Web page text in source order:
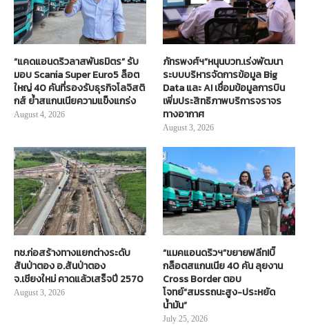
“แคดแอนดริวลาสพันธมิตร” รับ
มอบ Scania Super Euro5 ล็อต
ใหญ่ 40 คันที่รองรับธุรกิจโลจิสติ
กส์ ย้ำสแกนเนียความแข็งแกร่ง
August 4, 2026
ภัทรพงศ์ฯ”หนุนบวท.เร่งพัฒนา
ระบบบริหารจัดการข้อมูล Big
Data และ AI เชื่อมข้อมูลการบิน
เพิ่มประสิทธิภาพบริการจราจร
ทางอากาศ
August 3, 2026
ทช.ก่อสร้างทางแยกต่างระดับ
สันป่าตอง อ.สันป่าตอง
จ.เชียงใหม่ คาดแล้วเสร็จปี 2570
August 3, 2026
“แมคแอนดริวฯ”ขยายฟลีท!บิ๊
กล็อตสแกนเนีย 40 คัน ลุยงาน
Cross Border ตอบ
โจทย์“สมรรถนะสูง-ประหยัด
น้ำมัน”
July 25, 2026